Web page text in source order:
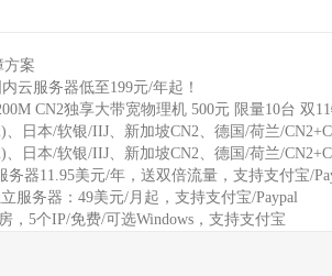
方案
云服务器低至199元/年起！
CN2独享大带宽物理机 500元 限量10台 双11
日本/软银/IIJ、新加坡CN2、德国/荷兰/
日本/软银/IIJ、新加坡CN2、德国/荷兰/
务器11.95美元/年，送双倍流量，支持支付宝/
服务器：49美元/月起，支持支付宝/Paypal
，5个IP/免费/可选Windows，支持支付宝